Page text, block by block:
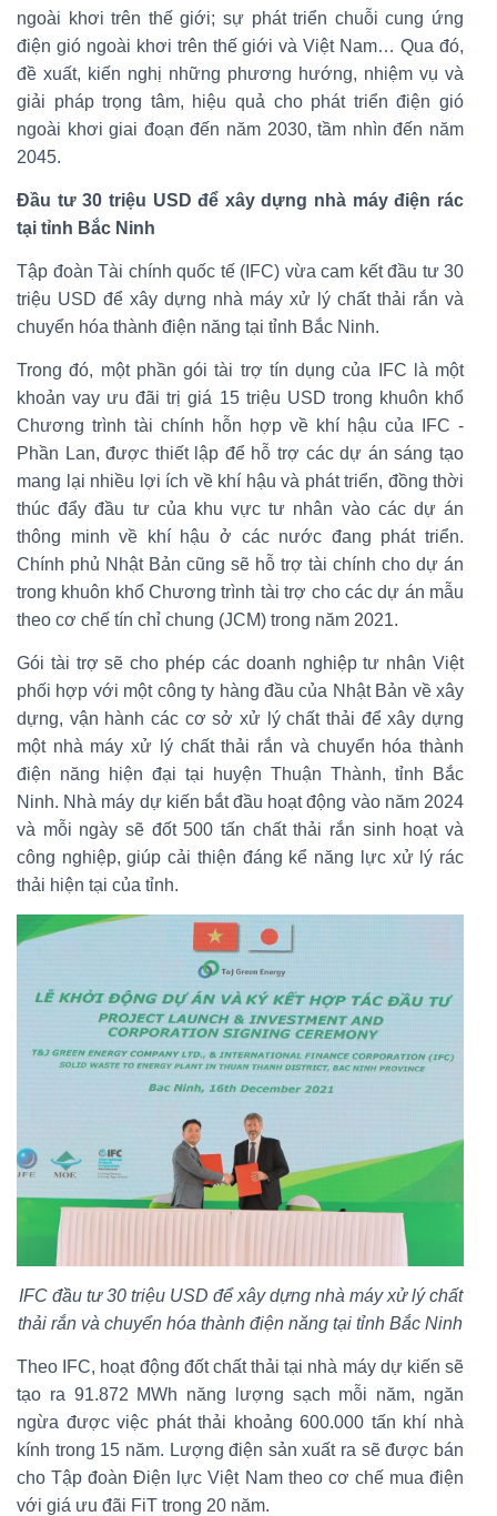
ngoài khơi trên thế giới; sự phát triển chuỗi cung ứng
điện gió ngoài khơi trên thế giới và Việt Nam… Qua đó,
đề xuất, kiến nghị những phương hướng, nhiệm vụ và
giải pháp trọng tâm, hiệu quả cho phát triển điện gió
ngoài khơi giai đoạn đến năm 2030, tầm nhìn đến năm
2045.
Đầu tư 30 triệu USD để xây dựng nhà máy điện rác
tại tỉnh Bắc Ninh
Tập đoàn Tài chính quốc tế (IFC) vừa cam kết đầu tư 30
triệu USD để xây dựng nhà máy xử lý chất thải rắn và
chuyển hóa thành điện năng tại tỉnh Bắc Ninh.
Trong đó, một phần gói tài trợ tín dụng của IFC là một
khoản vay ưu đãi trị giá 15 triệu USD trong khuôn khổ
Chương trình tài chính hỗn hợp về khí hậu của IFC -
Phần Lan, được thiết lập để hỗ trợ các dự án sáng tạo
mang lại nhiều lợi ích về khí hậu và phát triển, đồng thời
thúc đẩy đầu tư của khu vực tư nhân vào các dự án
thông minh về khí hậu ở các nước đang phát triển.
Chính phủ Nhật Bản cũng sẽ hỗ trợ tài chính cho dự án
trong khuôn khổ Chương trình tài trợ cho các dự án mẫu
theo cơ chế tín chỉ chung (JCM) trong năm 2021.
Gói tài trợ sẽ cho phép các doanh nghiệp tư nhân Việt
phối hợp với một công ty hàng đầu của Nhật Bản về xây
dựng, vận hành các cơ sở xử lý chất thải để xây dựng
một nhà máy xử lý chất thải rắn và chuyển hóa thành
điện năng hiện đại tại huyện Thuận Thành, tỉnh Bắc
Ninh. Nhà máy dự kiến bắt đầu hoạt động vào năm 2024
và mỗi ngày sẽ đốt 500 tấn chất thải rắn sinh hoạt và
công nghiệp, giúp cải thiện đáng kể năng lực xử lý rác
thải hiện tại của tỉnh.
IFC đầu tư 30 triệu USD để xây dựng nhà máy xử lý chất
thải rắn và chuyển hóa thành điện năng tại tỉnh Bắc Ninh
Theo IFC, hoạt động đốt chất thải tại nhà máy dự kiến sẽ
tạo ra 91.872 MWh năng lượng sạch mỗi năm, ngăn
ngừa được việc phát thải khoảng 600.000 tấn khí nhà
kính trong 15 năm. Lượng điện sản xuất ra sẽ được bán
cho Tập đoàn Điện lực Việt Nam theo cơ chế mua điện
với giá ưu đãi FiT trong 20 năm.